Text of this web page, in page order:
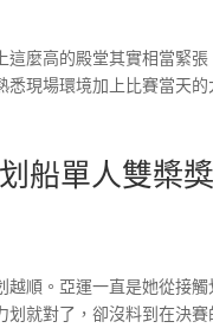
麼高的殿堂其實相當緊
現場環境加上比賽當天
船單人雙槳
順。亞運一直是她從接
就對了，卻沒料到在決